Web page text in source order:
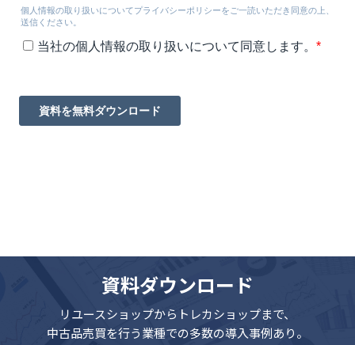
資料ダウンロード
リユースショップからトレカショップまで、
中古品売買を行う業種での多数の導入事例あり。